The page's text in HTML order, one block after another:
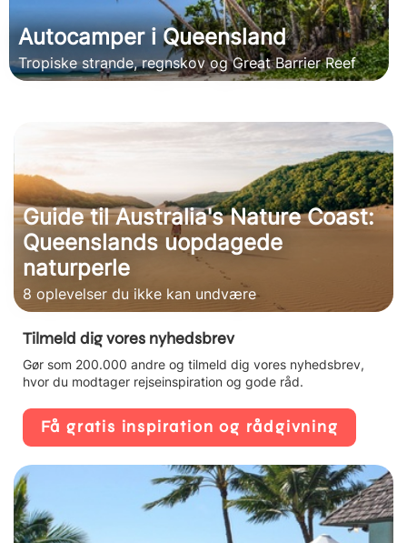
Autocamper i Queensland
Tropiske strande, regnskov og Great Barrier Reef
Guide til Australia's Nature Coast:
Queenslands uopdagede
naturperle
8 oplevelser du ikke kan undvære
Tilmeld dig vores nyhedsbrev
Gør som 200.000 andre og tilmeld dig vores nyhedsbrev,
hvor du modtager rejseinspiration og gode råd.
Få gratis inspiration og rådgivning